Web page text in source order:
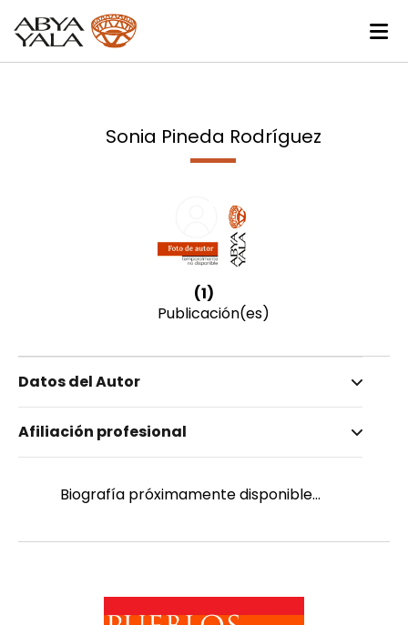
Sonia Pineda Rodríguez
(1)
Publicación(es)
Datos del Autor
Pineda Rodríguez, Sonia
Femenino
Afiliación profesional
Biografía próximamente disponible...